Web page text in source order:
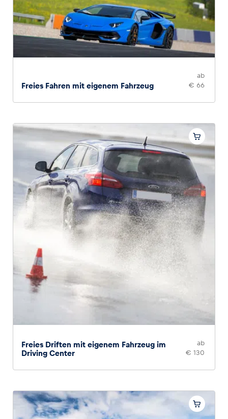
Freies Fahren mit eigenem Fahrzeug
ab
€ 66
Freies Driften mit eigenem Fahrzeug im
Driving Center
ab
€ 130